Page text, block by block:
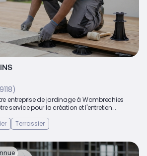
entreprise de jardinage à Wambrechies
service pour la création et l'entretien...
Terrassier